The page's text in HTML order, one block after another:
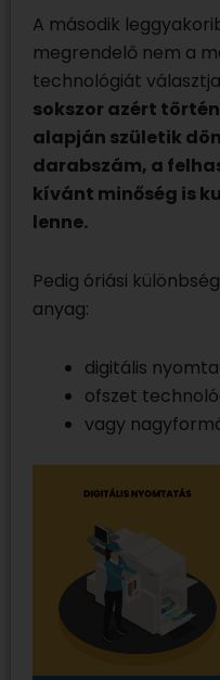
A második
megrendelő nem a
technológiát
sokszor azért
alapján születik
darabszám, a
kívánt minőség is
lenne.
Pedig óriási
anyag:
digitális
ofszet
vagy